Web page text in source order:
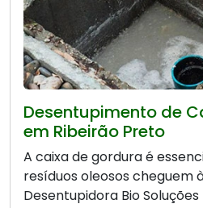
Desentupimento de
em Ribeirão Preto
A caixa de gordura é
resíduos oleosos cheguem
Desentupidora Bio